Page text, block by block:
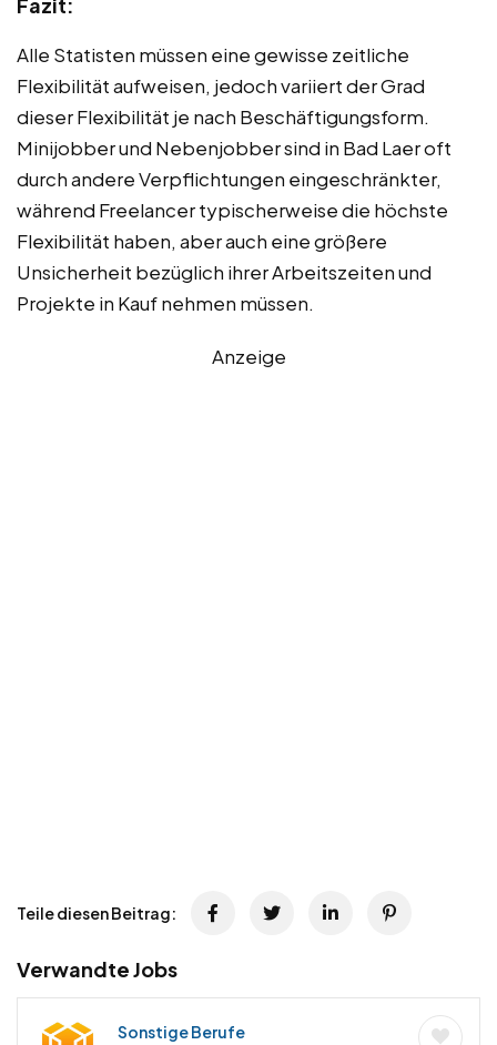
Alle Statisten müssen eine gewisse zeitliche
Flexibilität aufweisen, jedoch variiert der Grad
dieser Flexibilität je nach Beschäftigungsform.
Minijobber und Nebenjobber sind in Bad Laer oft
durch andere Verpflichtungen eingeschränkter,
während Freelancer typischerweise die höchste
Flexibilität haben, aber auch eine größere
Unsicherheit bezüglich ihrer Arbeitszeiten und
Projekte in Kauf nehmen müssen.
Anzeige
Teile diesen Beitrag:
Verwandte Jobs
Sonstige Berufe